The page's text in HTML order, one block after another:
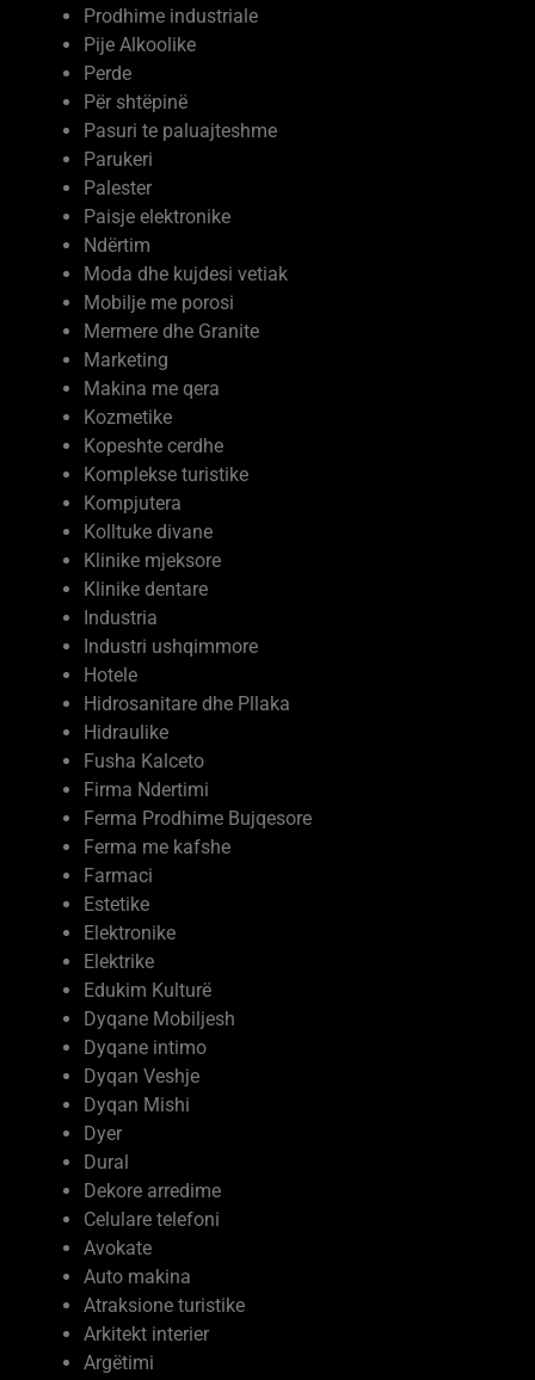
Pije Alkoolike
Perde
Për shtëpinë
Pasuri te paluajteshme
Parukeri
Palester
Paisje elektronike
Ndërtim
Moda dhe kujdesi vetiak
Mobilje me porosi
Mermere dhe Granite
Marketing
Makina me qera
Kozmetike
Kopeshte cerdhe
Komplekse turistike
Kompjutera
Kolltuke divane
Klinike mjeksore
Klinike dentare
Industria
Industri ushqimmore
Hotele
Hidrosanitare dhe Pllaka
Hidraulike
Fusha Kalceto
Firma Ndertimi
Ferma Prodhime Bujqesore
Ferma me kafshe
Farmaci
Estetike
Elektronike
Elektrike
Edukim Kulturë
Dyqane Mobiljesh
Dyqane intimo
Dyqan Veshje
Dyqan Mishi
Dyer
Dural
Dekore arredime
Celulare telefoni
Avokate
Auto makina
Atraksione turistike
Arkitekt interier
Argëtimi